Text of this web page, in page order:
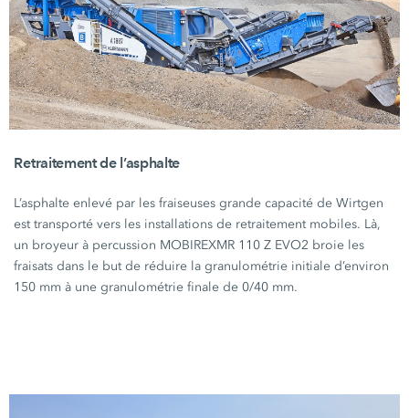
Retraitement de l’asphalte
L’asphalte enlevé par les fraiseuses grande capacité de Wirtgen
est transporté vers les installations de retraitement mobiles. Là,
un broyeur à percussion MOBIREXMR 110 Z EVO2 broie les
fraisats dans le but de réduire la granulométrie initiale d’environ
150 mm à une granulométrie finale de0/40 mm.